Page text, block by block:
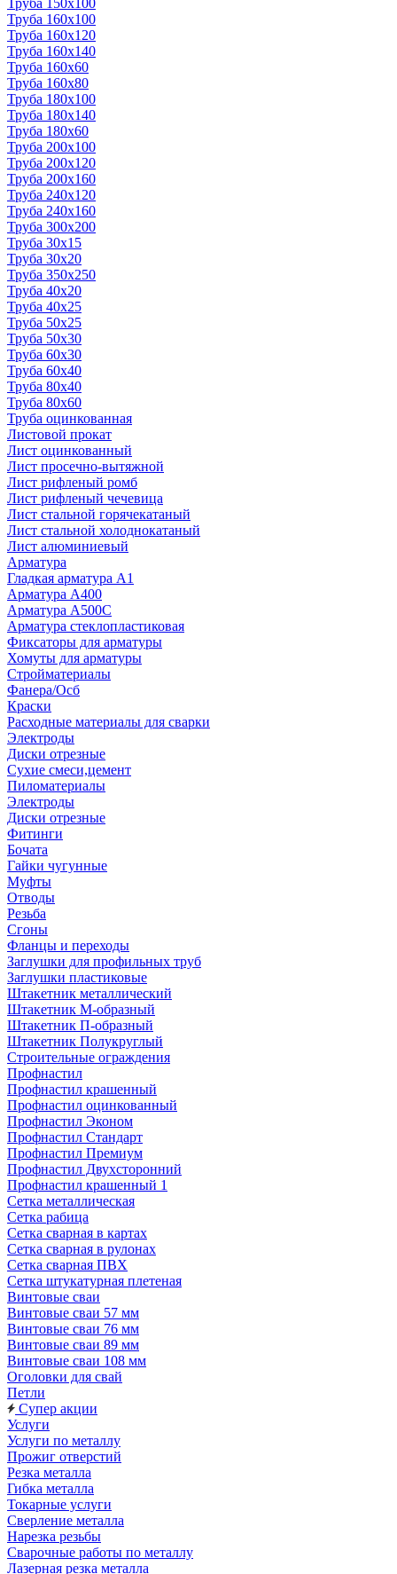
Труба 150x100
Труба 160x100
Труба 160x120
Труба 160x140
Труба 160x60
Труба 160x80
Труба 180x100
Труба 180x140
Труба 180x60
Труба 200x100
Труба 200x120
Труба 200x160
Труба 240x120
Труба 240x160
Труба 300x200
Труба 30x15
Труба 30x20
Труба 350x250
Труба 40x20
Труба 40x25
Труба 50x25
Труба 50x30
Труба 60x30
Труба 60x40
Труба 80x40
Труба 80x60
Труба оцинкованная
Листовой прокат
Лист оцинкованный
Лист просечно-вытяжной
Лист рифленый ромб
Лист рифленый чечевица
Лист стальной горячекатаный
Лист стальной холоднокатаный
Лист алюминиевый
Арматура
Гладкая арматура А1
Арматура А400
Арматура A500C
Арматура стеклопластиковая
Фиксаторы для арматуры
Хомуты для арматуры
Стройматериалы
Фанера/Осб
Краски
Расходные материалы для сварки
Электроды
Диски отрезные
Сухие смеси,цемент
Пиломатериалы
Электроды
Диски отрезные
Фитинги
Бочата
Гайки чугунные
Муфты
Отводы
Резьба
Сгоны
Фланцы и переходы
Заглушки для профильных труб
Заглушки пластиковые
Штакетник металлический
Штакетник М-образный
Штакетник П-образный
Штакетник Полукруглый
Строительные ограждения
Профнастил
Профнастил крашенный
Профнастил оцинкованный
Профнастил Эконом
Профнастил Стандарт
Профнастил Премиум
Профнастил Двухсторонний
Профнастил крашенный 1
Сетка металлическая
Сетка рабица
Сетка сварная в картах
Сетка сварная в рулонах
Сетка сварная ПВХ
Сетка штукатурная плетеная
Винтовые сваи
Винтовые сваи 57 мм
Винтовые сваи 76 мм
Винтовые сваи 89 мм
Винтовые сваи 108 мм
Оголовки для свай
Петли
Супер акции
Услуги
Услуги по металлу
Прожиг отверстий
Резка металла
Гибка металла
Токарные услуги
Сверление металла
Нарезка резьбы
Сварочные работы по металлу
Лазерная резка металла